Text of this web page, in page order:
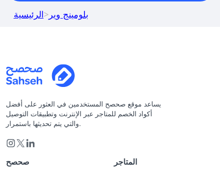
الرئيسية> بلومينج وير
يساعد موقع صحصح المستخدمين في العثور على أفضل
أكواد الخصم للمتاجر عبر الإنترنت وتطبيقات التوصيل
والتي يتم تحديثها باستمرار.
صحصح المتاجر